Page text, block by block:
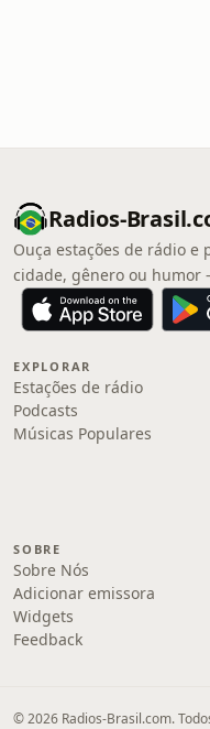
Radios-
Ouça estações de rádio e
cidade, gênero ou
EXPLORAR
Estações de rádio
Podcasts
Músicas Populares
SOBRE
Sobre Nós
Adicionar emissora
Widgets
Feedback
© 2026 Radios-Brasil.com.